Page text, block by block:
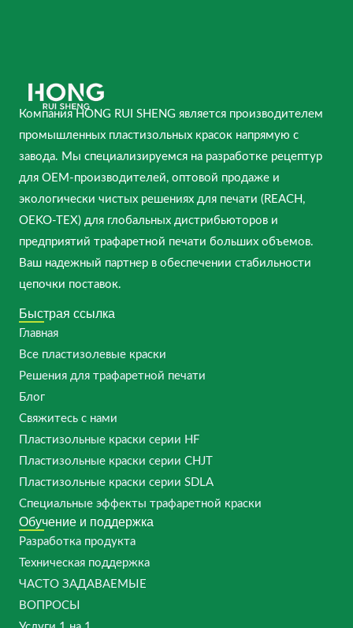
Компания HONG RUI SHENG является производителем
промышленных пластизольных красок напрямую с
завода. Мы специализируемся на разработке рецептур
для OEM-производителей, оптовой продаже и
экологически чистых решениях для печати (REACH,
OEKO-TEX) для глобальных дистрибьюторов и
предприятий трафаретной печати больших объемов.
Ваш надежный партнер в обеспечении стабильности
цепочки поставок.
Быстрая ссылка
Главная
Все пластизолевые краски
Решения для трафаретной печати
Блог
Свяжитесь с нами
Пластизольные краски серии HF
Пластизольные краски серии CHJT
Пластизольные краски серии SDLA
Специальные эффекты трафаретной краски
Обучение и поддержка
Разработка продукта
Техническая поддержка
ЧАСТО ЗАДАВАЕМЫЕ
ВОПРОСЫ